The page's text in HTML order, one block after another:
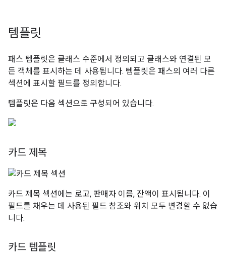
템플릿
패스 템플릿은 클래스 수준에서 정의되고 클래스와 연결된 모
든 객체를 표시하는 데 사용됩니다. 템플릿은 패스의 여러 다른
섹션에 표시할 필드를 정의합니다.
템플릿은 다음 섹션으로 구성되어 있습니다.
카드 제목
카드 제목 섹션에는 로고, 판매자 이름, 잔액이 표시됩니다. 이
필드를 채우는 데 사용된 필드 참조와 위치 모두 변경할 수 없습
니다.
카드 템플릿